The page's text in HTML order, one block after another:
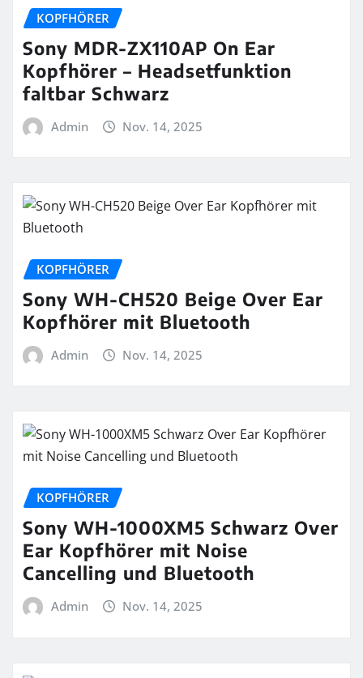
KOPFHÖRER
Sony MDR-ZX110AP On Ear
Kopfhörer – Headsetfunktion
faltbar Schwarz
Admin Nov. 14, 2025
KOPFHÖRER
Sony WH-CH520 Beige Over Ear
Kopfhörer mit Bluetooth
Admin Nov. 14, 2025
KOPFHÖRER
Sony WH-1000XM5 Schwarz Over
Ear Kopfhörer mit Noise
Cancelling und Bluetooth
Admin Nov. 14, 2025